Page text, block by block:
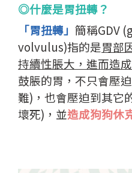
◎什麼是胃扭轉？
「胃扭轉」 簡稱GDV
volvulus)指的是胃部
持續性脹大，進而造
鼓脹的胃，不只會壓
難)，也會壓迫到其它
壞死)，並造成狗狗休